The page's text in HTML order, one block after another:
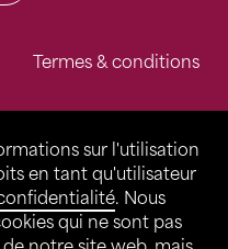
sur l'utilisation
en tant qu'utilisateur
. Nous
qui ne sont pas
Termes & conditions